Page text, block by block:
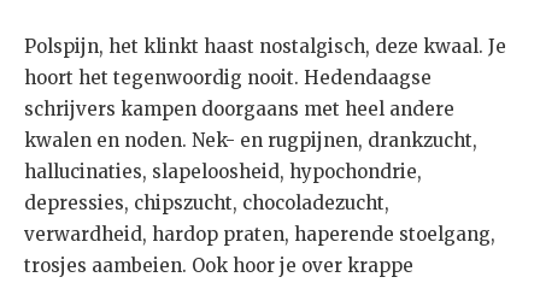
Polspijn, het klinkt haast nostalgisch, deze kwaal. Je
hoort het tegenwoordig nooit. Hedendaagse
schrijvers kampen doorgaans met heel andere
kwalen en noden. Nek- en rugpijnen, drankzucht,
hallucinaties, slapeloosheid, hypochondrie,
depressies, chipszucht, chocoladezucht,
verwardheid, hardop praten, haperende stoelgang,
trosjes aambeien. Ook hoor je over krappe